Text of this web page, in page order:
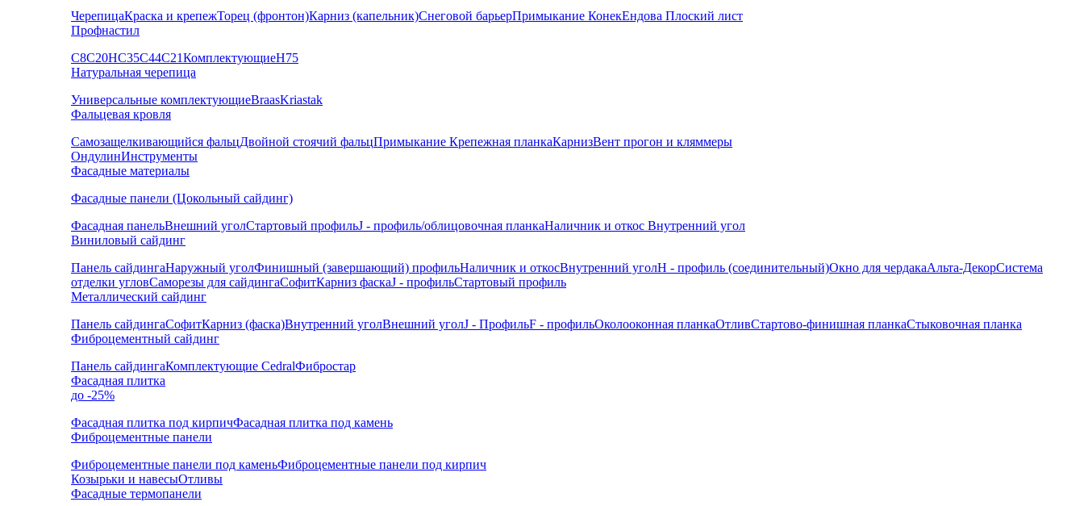
ЧерепицаКраска и крепежТорец (фронтон)Карниз (капельник)Снеговой барьерПримыкание КонекЕндова Плоский лист
Профнастил
С8С20НС35С44С21КомплектующиеН75
Натуральная черепица
Универсальные комплектующиеBraasKriastak
Фальцевая кровля
Самозащелкивающийся фальцДвойной стоячий фальцПримыкание Крепежная планкаКарнизВент прогон и кляммеры
ОндулинИнструменты
Фасадные материалы
Фасадные панели (Цокольный сайдинг)
Фасадная панельВнешний уголСтартовый профильJ - профиль/облицовочная планкаНаличник и откос Внутренний угол
Виниловый сайдинг
Панель сайдингаНаружный уголФинишный (завершающий) профильНаличник и откосВнутренний уголH - профиль (соединительный)Окно для чердакаАльта-ДекорСистема
отделки угловСаморезы для сайдингаСофитКарниз фаскаJ - профильСтартовый профиль
Металлический сайдинг
Панель сайдингаСофитКарниз (фаска)Внутренний уголВнешний уголJ - ПрофильF - профильОколооконная планкаОтливСтартово-финишная планкаСтыковочная планка
Фиброцементный сайдинг
Панель сайдингаКомплектующие CedralФибростар
Фасадная плитка
до -25%
Фасадная плитка под кирпичФасадная плитка под камень
Фиброцементные панели
Фиброцементные панели под каменьФиброцементные панели под кирпич
Козырьки и навесыОтливы
Фасадные термопанели